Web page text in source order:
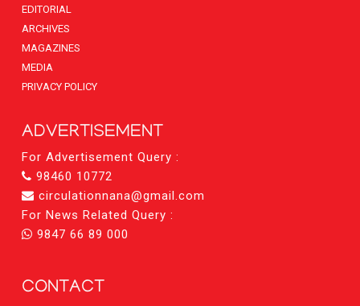
EDITORIAL
ARCHIVES
MAGAZINES
MEDIA
PRIVACY POLICY
ADVERTISEMENT
For Advertisement Query :
98460 10772
circulationnana@gmail.com
For News Related Query :
9847 66 89 000
CONTACT